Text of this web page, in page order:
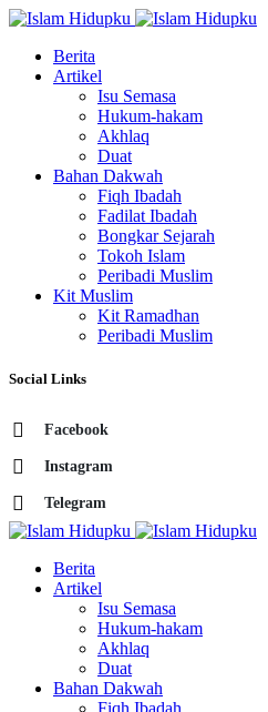
Berita
Artikel
Isu Semasa
Hukum-hakam
Akhlaq
Duat
Bahan Dakwah
Fiqh Ibadah
Fadilat Ibadah
Bongkar Sejarah
Tokoh Islam
Peribadi Muslim
Kit Muslim
Kit Ramadhan
Peribadi Muslim
Social Links
Facebook
Instagram
Telegram
Berita
Artikel
Isu Semasa
Hukum-hakam
Akhlaq
Duat
Bahan Dakwah